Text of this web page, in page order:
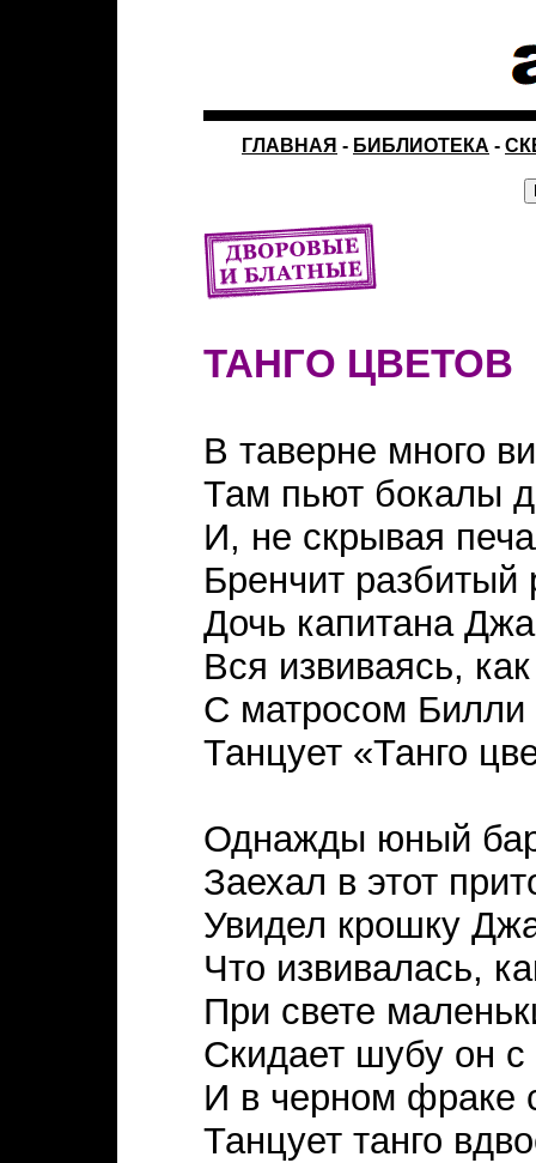
ГЛАВНАЯ - БИБЛИОТЕКА -
ТАНГО ЦВЕТОВ
В таверне много
Там пьют бокалы
И, не скрывая
Бренчит разбитый
Дочь капитана
Вся извиваясь,
С матросом Билли
Танцует «Танго
Однажды юный
Заехал в этот
Увидел крошку
Что извивалась,
При свете
Скидает шубу он с
И в черном фраке
Танцует танго